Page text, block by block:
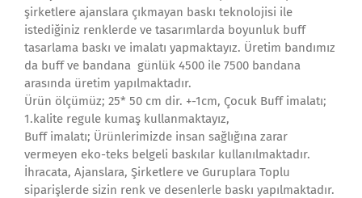
şirketlere ajanslara çıkmayan baskı teknolojisi ile
istediğiniz renklerde ve tasarımlarda boyunluk buff
tasarlama baskı ve imalatı yapmaktayız. Üretim bandımız
da buff ve bandana günlük 4500 ile 7500 bandana
arasında üretim yapılmaktadır.
Ürün ölçümüz; 25* 50 cm dir. +-1cm, Çocuk Buff imalatı;
1.kalite regule kumaş kullanmaktayız,
Buff imalatı; Ürünlerimizde insan sağlığına zarar
vermeyen eko-teks belgeli baskılar kullanılmaktadır.
İhracata, Ajanslara, Şirketlere ve Guruplara Toplu
siparişlerde sizin renk ve desenlerle baskı yapılmaktadır.